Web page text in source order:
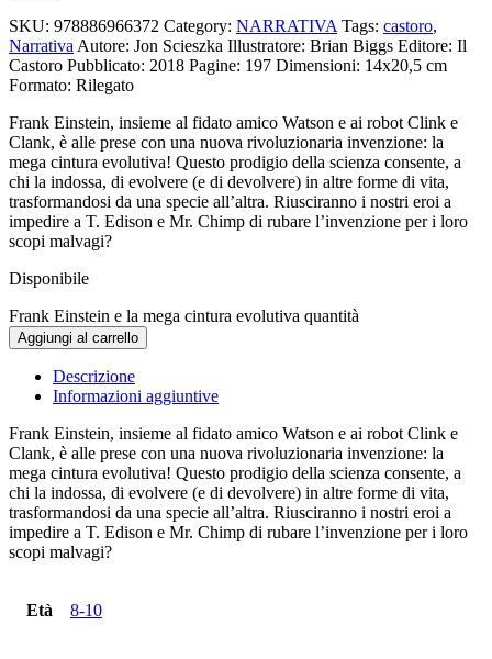
SKU: 978886966372 Category: NARRATIVA Tags: castoro,
NarrativaAutore: Jon Scieszka Illustratore: Brian Biggs Editore: Il
Castoro Pubblicato: 2018 Pagine: 197 Dimensioni: 14x20,5 cm
Formato: Rilegato
Frank Einstein, insieme al fidato amico Watson e ai robot Clink e
Clank, è alle prese con una nuova rivoluzionaria invenzione: la
mega cintura evolutiva! Questo prodigio della scienza consente, a
chi la indossa, di evolvere (e di devolvere) in altre forme di vita,
trasformandosi da una specie all’altra. Riusciranno i nostri eroi a
impedire a T. Edison e Mr. Chimp di rubare l’invenzione per i loro
scopi malvagi?
Disponibile
Frank Einstein e la mega cintura evolutiva quantità
Aggiungi al carrello
Descrizione
Informazioni aggiuntive
Frank Einstein, insieme al fidato amico Watson e ai robot Clink e
Clank, è alle prese con una nuova rivoluzionaria invenzione: la
mega cintura evolutiva! Questo prodigio della scienza consente, a
chi la indossa, di evolvere (e di devolvere) in altre forme di vita,
trasformandosi da una specie all’altra. Riusciranno i nostri eroi a
impedire a T. Edison e Mr. Chimp di rubare l’invenzione per i loro
scopi malvagi?
Età 8-10